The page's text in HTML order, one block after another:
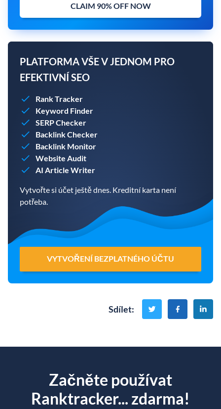
CLAIM 90% OFF NOW
PLATFORMA VŠE V JEDNOM PRO
EFEKTIVNÍ SEO
Rank Tracker
Keyword Finder
SERP Checker
Backlink Checker
Backlink Monitor
Website Audit
AI Article Writer
Vytvořte si účet ještě dnes. Kreditní karta není
potřeba.
VYTVOŘENÍ BEZPLATNÉHO ÚČTU
Sdílet:
Začněte používat
Ranktracker... zdarma!